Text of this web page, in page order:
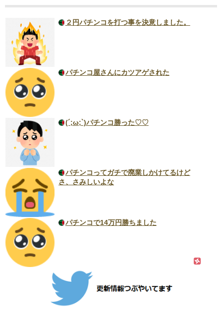
２円パチンコを打つ事を決意しました。
パチンコ屋さんにカツアゲされた
(´;ω;`)パチンコ勝った♡♡
パチンコってガチで廃業しかけてるけど
さ、さみしいよな
パチンコで14万円勝ちました